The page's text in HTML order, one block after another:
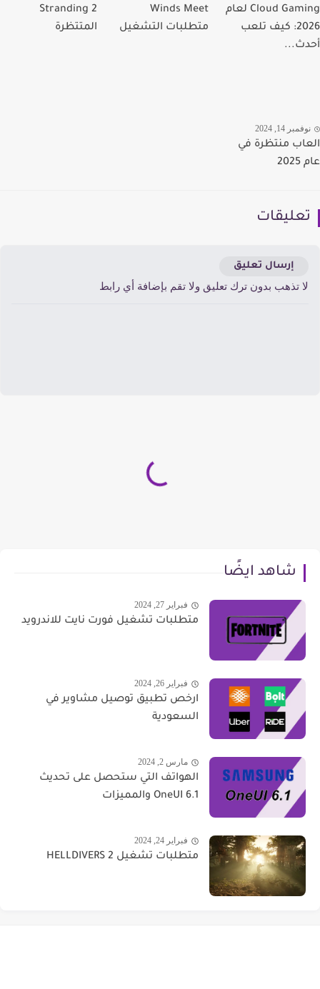
Cloud Gaming لعام
2026: كيف تلعب
Winds Meet
متطلبات التشغيل
Stranding 2
المتتظرة
14, 2024
منتظرة في
إرسال تعليق
تذهب بدون ترك تعليق ولا تقم بإضافة أي رابط
شاهد ايضًا
فبراير 27, 2024
متطلبات تشغيل فورت نايت للاندرويد
فبراير 26, 2024
ارخص تطبيق توصيل مشاوير في
السعودية
مارس 2, 2024
الهواتف التي ستحصل على تحديث
OneUI 6.1 والمميزات
فبراير 24, 2024
متطلبات تشغيل HELLDIVERS 2